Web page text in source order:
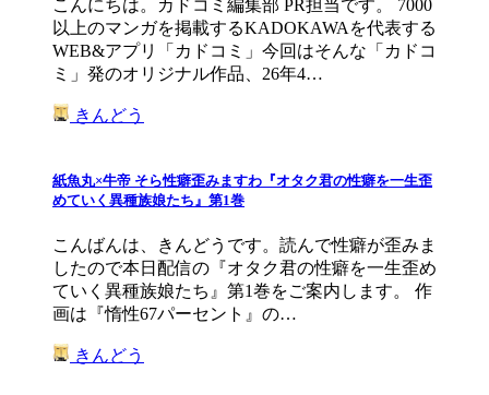
こんにちは。カドコミ編集部 PR担当です。 7000
以上のマンガを掲載するKADOKAWAを代表する
WEB&アプリ「カドコミ」今回はそんな「カドコ
ミ」発のオリジナル作品、26年4…
きんどう
紙魚丸×牛帝 そら性癖歪みますわ『オタク君の性癖を一生歪
めていく異種族娘たち』第1巻
こんばんは、きんどうです。読んで性癖が歪みま
したので本日配信の『オタク君の性癖を一生歪め
ていく異種族娘たち』第1巻をご案内します。 作
画は『惰性67パーセント』の…
きんどう